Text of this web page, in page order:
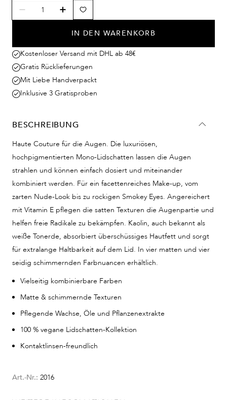
IN DEN WARENKORB
Kostenloser Versand mit DHL ab 48€
Gratis Rücklieferungen
Mit Liebe Handverpackt
Inklusive 3 Gratisproben
BESCHREIBUNG
Haute Couture für die Augen. Die luxuriösen,
hochpigmentierten Mono-Lidschatten lassen die Augen
strahlen und können einfach dosiert und miteinander
kombiniert werden. Für ein facettenreiches Make-up, vom
zarten Nude-Look bis zu rockigen Smokey Eyes. Angereichert
mit Vitamin E pflegen die satten Texturen die Augenpartie und
helfen freie Radikale zu bekämpfen. Kaolin, auch bekannt als
weiße Tonerde, absorbiert überschüssiges Hautfett und sorgt
für extralange Haltbarkeit auf dem Lid. In vier matten und vier
seidig schimmernden Farbnuancen erhältlich.
Vielseitig kombinierbare Farben
Matte & schimmernde Texturen
Pflegende Wachse, Öle und Pflanzenextrakte
100 % vegane Lidschatten-Kollektion
Kontaktlinsen-freundlich
Art.-Nr.: 2016